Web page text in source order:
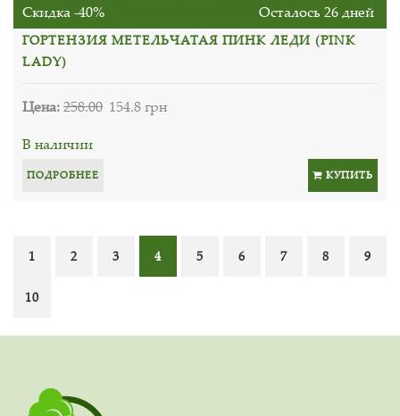
Скидка -40% Осталось 26 дней
ГОРТЕНЗИЯ МЕТЕЛЬЧАТАЯ ПИНК ЛЕДИ (PINK
LADY)
Цена:258.00 154.8 грн
В наличии
ПОДРОБНЕЕ КУПИТЬ
1 2 3 4 5 6 7 8 9
10